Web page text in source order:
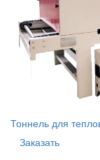
Тоннель для
Заказать